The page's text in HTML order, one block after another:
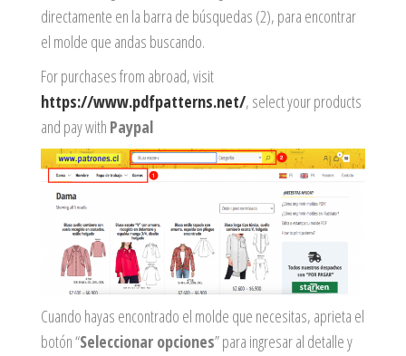
accumark ,
ropa,
Graduaciones,
Moldes en
Gerber,
Santiago-
Chile.
directamente en la barra de búsquedas (2), para encontrar
el molde que andas buscando.
For purchases from abroad, visit
https://www.pdfpatterns.net/, select your products
and pay with Paypal
Cuando hayas encontrado el molde que necesitas, aprieta el
botón “Seleccionar opciones” para ingresar al detalle y